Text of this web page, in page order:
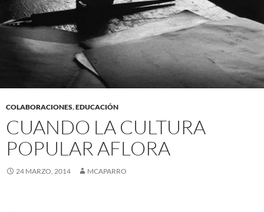
COLABORACIONES,EDUCACIÓN
CUANDO LA CULTURA
POPULAR AFLORA
24 MARZO, 2014 MCAPARRO